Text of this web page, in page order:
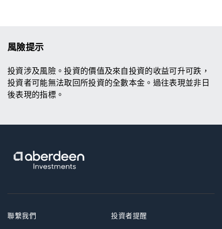
風險提示
投資涉及風險。投資的價值及來自投資的收益可升可跌，
投資者可能無法取回所投資的全數本金。過往表現並非日
後表現的指標。
聯繫我們 投資者提醒